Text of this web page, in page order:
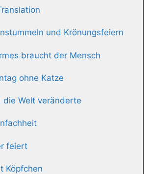
und Krönungsfeiern
braucht der Mensch
ohne Katze
die Welt veränderte
feiert
Köpfchen